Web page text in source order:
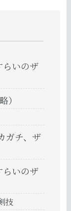
らいのザ
）
ガチ、ザ
らいのザ
技